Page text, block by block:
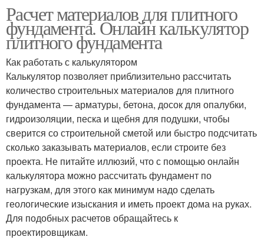
Расчет материалов для плитного
фундамента. Онлайн калькулятор
плитного фундамента
Как работать с калькулятором
Калькулятор позволяет приблизительно рассчитать
количество строительных материалов для плитного
фундамента — арматуры, бетона, досок для опалубки,
гидроизоляции, песка и щебня для подушки, чтобы
сверится со строительной сметой или быстро подсчитать
сколько заказывать материалов, если строите без
проекта. Не питайте иллюзий, что с помощью онлайн
калькулятора можно рассчитать фундамент по
нагрузкам, для этого как минимум надо сделать
геологические изыскания и иметь проект дома на руках.
Для подобных расчетов обращайтесь к
проектировщикам.